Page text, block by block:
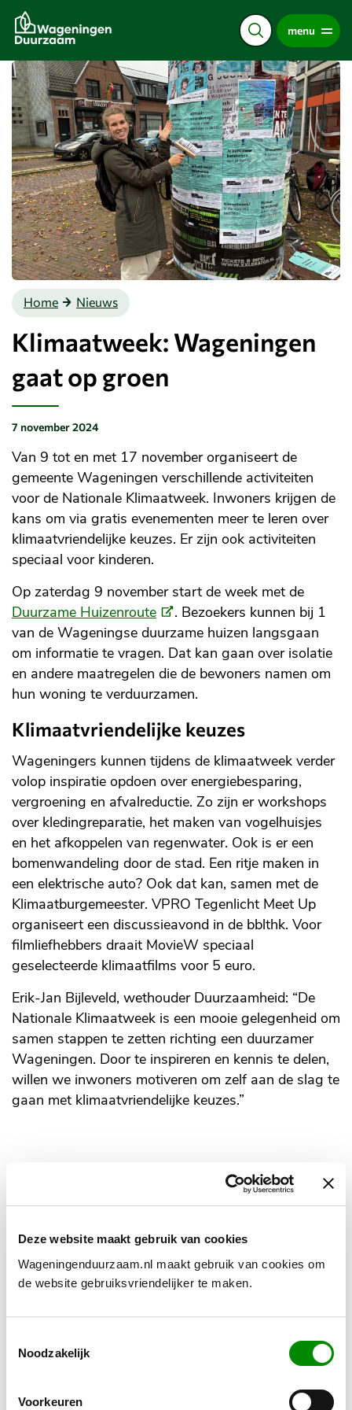
Deze website maakt gebruik van cookies
Wageningenduurzaam.nl maakt gebruik van cookies om
de website gebruiksvriendelijker te maken.
Noodzakelijk
Voorkeuren
Direct
naar
de
content
menu
Home Nieuws
Klimaatweek: Wageningen
gaat op groen
Gepubliceerd
op:
7 november 2024
Van 9 tot en met 17 november organiseert de
gemeente Wageningen verschillende activiteiten
voor de Nationale Klimaatweek. Inwoners krijgen de
kans om via gratis evenementen meer te leren over
klimaatvriendelijke keuzes. Er zijn ook activiteiten
speciaal voor kinderen.
Op zaterdag 9 november start de week met de
Duurzame Huizenroute(Externe
link)
. Bezoekers kunnen bij 1
van de Wageningse duurzame huizen langsgaan
om informatie te vragen. Dat kan gaan over isolatie
en andere maatregelen die de bewoners namen om
hun woning te verduurzamen.
Klimaatvriendelijke keuzes
Wageningers kunnen tijdens de klimaatweek verder
volop inspiratie opdoen over energiebesparing,
vergroening en afvalreductie. Zo zijn er workshops
over kledingreparatie, het maken van vogelhuisjes
en het afkoppelen van regenwater. Ook is er een
bomenwandeling door de stad. Een ritje maken in
een elektrische auto? Ook dat kan, samen met de
Klimaatburgemeester. VPRO Tegenlicht Meet Up
organiseert een discussieavond in de bblthk. Voor
filmliefhebbers draait MovieW speciaal
geselecteerde klimaatfilms voor 5 euro.
Erik-Jan Bijleveld, wethouder Duurzaamheid: “De
Nationale Klimaatweek is een mooie gelegenheid om
samen stappen te zetten richting een duurzamer
Wageningen. Door te inspireren en kennis te delen,
willen we inwoners motiveren om zelf aan de slag te
gaan met klimaatvriendelijke keuzes.”